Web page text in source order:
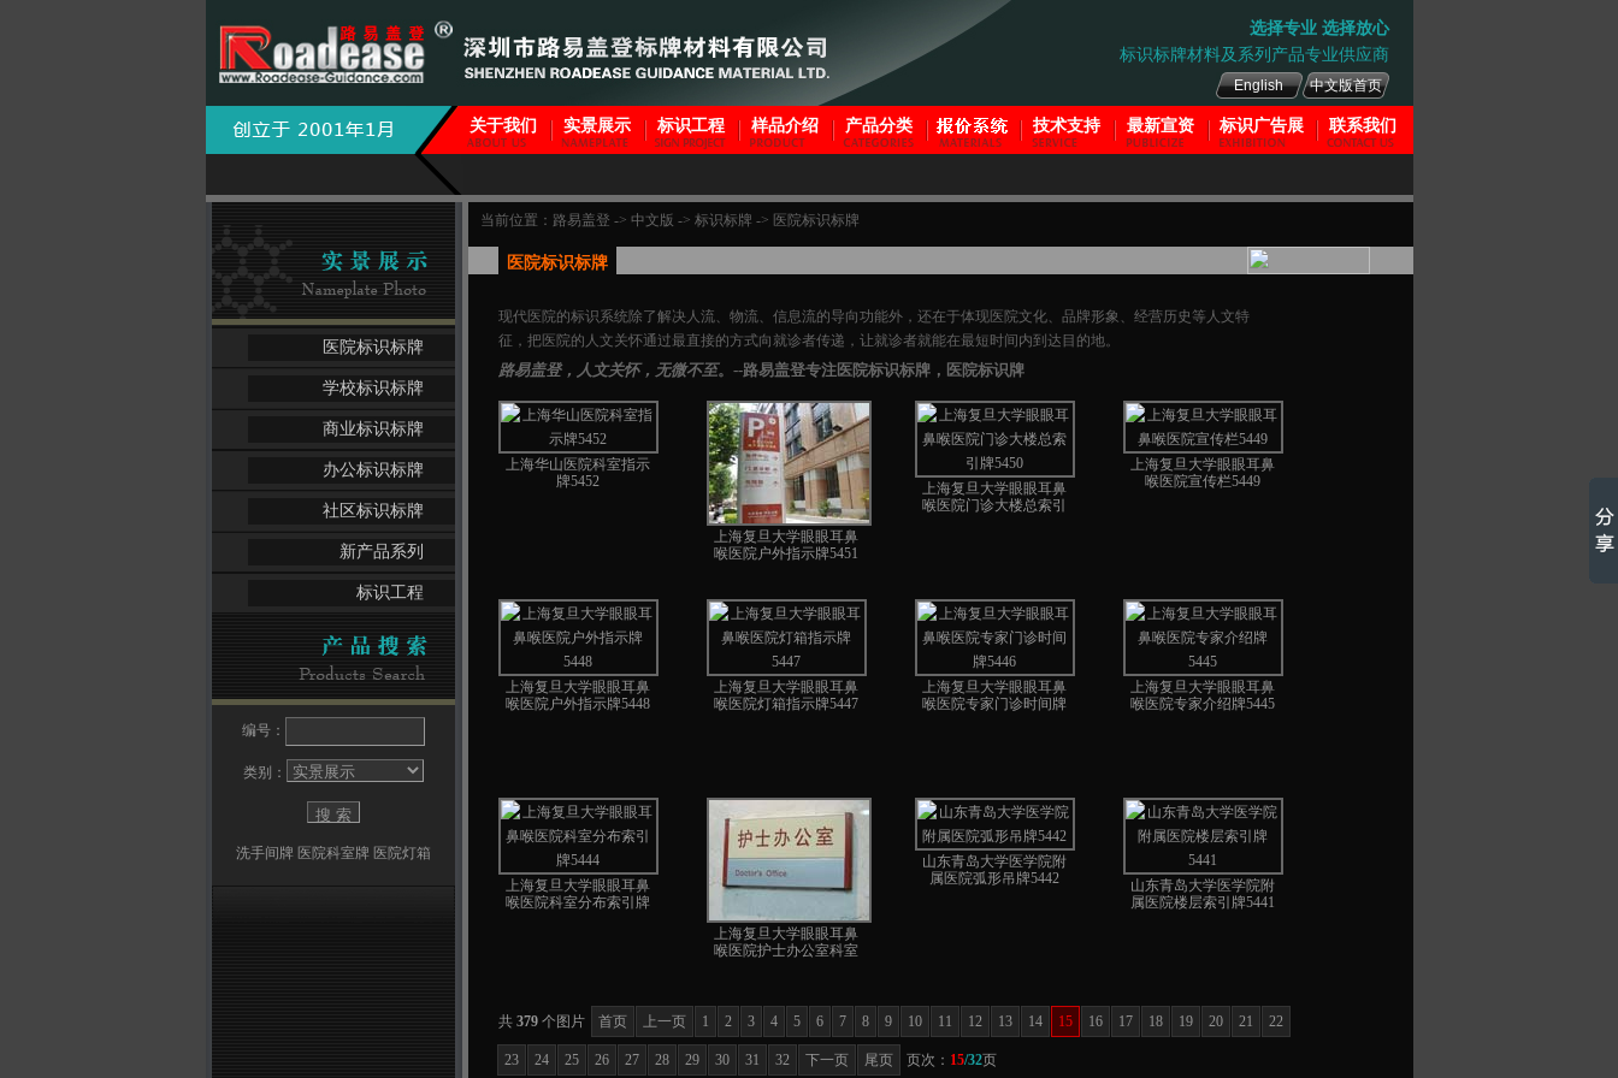
选择专业 选择放心
标识标牌材料及系列产品专业供应商
中文版首页
English
关于我们 实景展示 标识工程 样品介绍 产品分类 技术支持 最新宣资 标识广告展 联系我们
当前位置： 路易盖登 -> 中文版 -> 标识标牌 -> 医院标识标牌
医院标识标牌
现代医院的标识系统除了解决人流、物流、信息流的导向功能外，还在于体现医院文化、品牌形象、经营历史等人文特
征，把医院的人文关怀通过最直接的方式向就诊者传递，让就诊者就能在最短时间内到达目的地。
路易盖登，人文关怀，无微不至。--路易盖登专注医院标识标牌，医院标识牌
上海华山医院科室指示
牌5452
上海复旦大学眼眼耳鼻
喉医院户外指示牌5451
上海复旦大学眼眼耳鼻
喉医院门诊大楼总索引
上海复旦大学眼眼耳鼻
喉医院宣传栏5449
上海复旦大学眼眼耳鼻
喉医院户外指示牌5448
上海复旦大学眼眼耳鼻
喉医院灯箱指示牌5447
上海复旦大学眼眼耳鼻
喉医院专家门诊时间牌
上海复旦大学眼眼耳鼻
喉医院专家介绍牌5445
上海复旦大学眼眼耳鼻
喉医院科室分布索引牌
上海复旦大学眼眼耳鼻
喉医院护士办公室科室
山东青岛大学医学院附
属医院弧形吊牌5442
山东青岛大学医学院附
属医院楼层索引牌5441
共 379个图片 首页 上一页 1 2 3 4 5 6 7 8 9 10 11 12 13 14 15 16 17 18 19 20 21 22
23 24 25 26 27 28 29 30 31 32 下一页 尾页 页次： 15/32页
医院标识标牌
学校标识标牌
商业标识标牌
办公标识标牌
社区标识标牌
新产品系列
标识工程
编号：
类别：
洗手间牌 医院科室牌 医院灯箱
136 315 02088